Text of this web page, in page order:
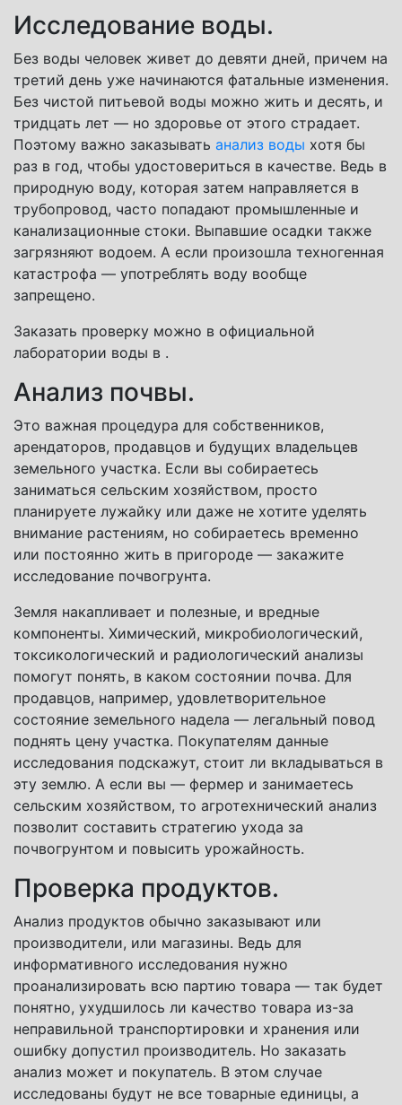
Исследование воды.
Без воды человек живет до девяти дней, причем на
третий день уже начинаются фатальные изменения.
Без чистой питьевой воды можно жить и десять, и
тридцать лет — но здоровье от этого страдает.
Поэтому важно заказывать анализ воды хотя бы
раз в год, чтобы удостовериться в качестве. Ведь в
природную воду, которая затем направляется в
трубопровод, часто попадают промышленные и
канализационные стоки. Выпавшие осадки также
загрязняют водоем. А если произошла техногенная
катастрофа — употреблять воду вообще
запрещено.
Заказать проверку можно в официальной
лаборатории воды в .
Анализ почвы.
Это важная процедура для собственников,
арендаторов, продавцов и будущих владельцев
земельного участка. Если вы собираетесь
заниматься сельским хозяйством, просто
планируете лужайку или даже не хотите уделять
внимание растениям, но собираетесь временно
или постоянно жить в пригороде — закажите
исследование почвогрунта.
Земля накапливает и полезные, и вредные
компоненты. Химический, микробиологический,
токсикологический и радиологический анализы
помогут понять, в каком состоянии почва. Для
продавцов, например, удовлетворительное
состояние земельного надела — легальный повод
поднять цену участка. Покупателям данные
исследования подскажут, стоит ли вкладываться в
эту землю. А если вы — фермер и занимаетесь
сельским хозяйством, то агротехнический анализ
позволит составить стратегию ухода за
почвогрунтом и повысить урожайность.
Проверка продуктов.
Анализ продуктов обычно заказывают или
производители, или магазины. Ведь для
информативного исследования нужно
проанализировать всю партию товара — так будет
понятно, ухудшилось ли качество товара из-за
неправильной транспортировки и хранения или
ошибку допустил производитель. Но заказать
анализ может и покупатель. В этом случае
исследованы будут не все товарные единицы, а